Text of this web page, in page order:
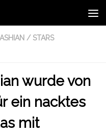
/ STARS
wurde von
ein nacktes
mit